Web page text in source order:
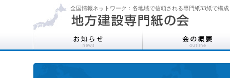
全国情報ネットワーク：各地域で信頼される専門紙33紙で構成